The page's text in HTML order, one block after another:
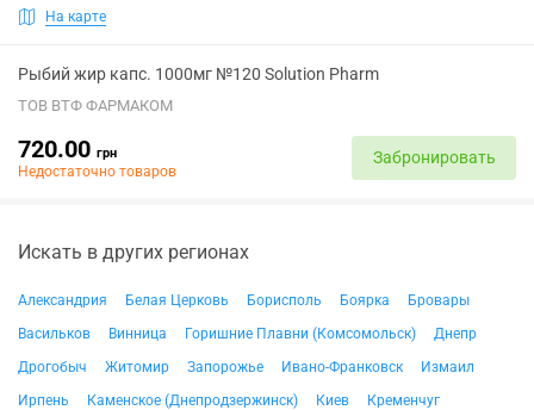
На карте
Рыбий жир капс. 1000мг №120 Solution Pharm
ТОВ ВТФ ФАРМАКОМ
720.00 грн
Недостаточно товаров
Забронировать
Искать в других регионах
Александрия Белая Церковь Борисполь Боярка
Бровары
Васильков
Винница Горишние Плавни (Комсомольск)
Днепр
Дрогобыч
Житомир Запорожье Ивано-Франковск
Измаил
Ирпень
Каменское (Днепродзержинск) Киев
Кременчуг